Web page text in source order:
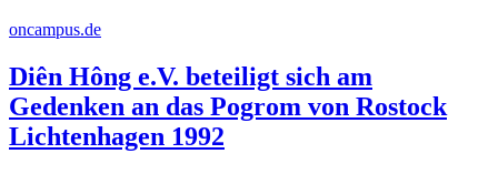
oncampus.de
Diên Hông e.V. beteiligt sich am
Gedenken an das Pogrom von Rostock
Lichtenhagen 1992